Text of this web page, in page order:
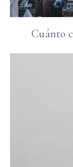
Cuánto